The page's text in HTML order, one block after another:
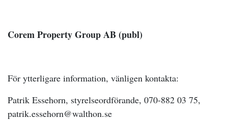
Corem Property Group AB (publ)
För ytterligare information, vänligen kontakta:
Patrik Essehorn, styrelseordförande, 070-882 03 75,
patrik.essehorn@walthon.se